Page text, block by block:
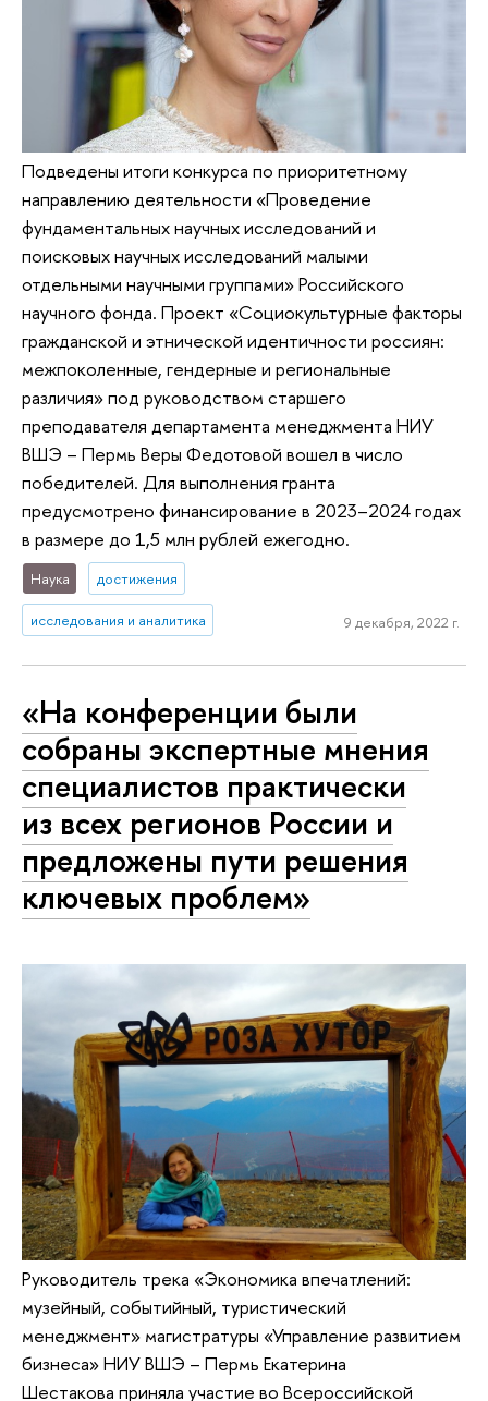
Подведены итоги конкурса по приоритетному
направлению деятельности «Проведение
фундаментальных научных исследований и
поисковых научных исследований малыми
отдельными научными группами» Российского
научного фонда. Проект «Социокультурные факторы
гражданской и этнической идентичности россиян:
межпоколенные, гендерные и региональные
различия» под руководством старшего
преподавателя департамента менеджмента НИУ
ВШЭ – Пермь Веры Федотовой вошел в число
победителей. Для выполнения гранта
предусмотрено финансирование в 2023–2024 годах
в размере до 1,5 млн рублей ежегодно.
Наука достижения
исследования и аналитика 9 декабря, 2022 г.
«На конференции были
собраны экспертные мнения
специалистов практически
из всех регионов России и
предложены пути решения
ключевых проблем»
Руководитель трека «Экономика впечатлений:
музейный, событийный, туристический
менеджмент» магистратуры «Управление развитием
бизнеса» НИУ ВШЭ – Пермь Екатерина
Шестакова приняла участие во Всероссийской